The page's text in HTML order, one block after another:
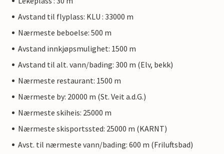
Avstand til flyplass: KLU : 33000 m
Nærmeste beboelse: 500 m
Avstand innkjøpsmulighet: 1500 m
Avstand til alt. vann/bading: 300 m (Elv, bekk)
Nærmeste restaurant: 1500 m
Nærmeste by: 20000 m (St. Veit a.d.G.)
Nærmeste skiheis: 25000 m
Nærmeste skisportssted: 25000 m (KARNT)
Avst. til nærmeste vann/bading: 600 m (Friluftsbad)